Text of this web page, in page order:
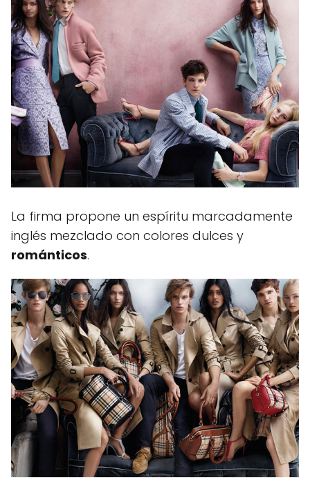
La firma propone un espíritu marcadamente
inglés mezclado con colores dulces y
románticos.